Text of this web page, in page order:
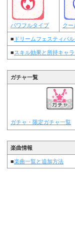
パワフルタイプ クー
■ ドリームフェスティバ
■スキル効果と所持キャ
ガチャ一覧
ガチャ・限定ガチャ一覧
楽曲情報
■楽曲一覧と追加方法